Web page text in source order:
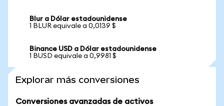
Blur a Dólar estadounidense
1 BLUR equivale a 0,0139 $
Binance USD a Dólar estadounidense
1 BUSD equivale a 0,9981 $
Explorar más conversiones
Conversiones avanzadas de activos